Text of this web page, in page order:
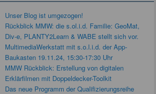
Unser Blog ist umgezogen!
Rückblick MMW: die s.ol.i.d. Familie: GeoMat,
Div-e, PLANTY2Learn & WABE stellt sich vor.
MultimediaWerkstatt mit s.o.l.i.d. der App-
Baukasten 19.11.24, 15:30-17:30 Uhr
MMW Rückblick: Erstellung von digitalen
Erklärfilmen mit Doppeldecker-Toolkit
Das neue Programm der Qualifizierungsreihe